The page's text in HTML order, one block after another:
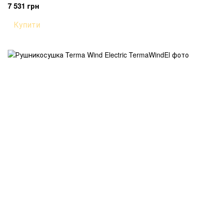
7 531 грн
Купити